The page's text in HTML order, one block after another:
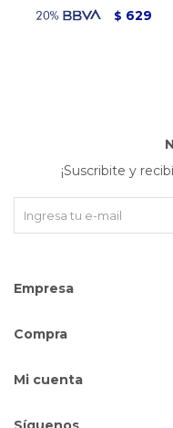
$ 629
Empresa
Compra
Mi cuenta
¡Suscribite y